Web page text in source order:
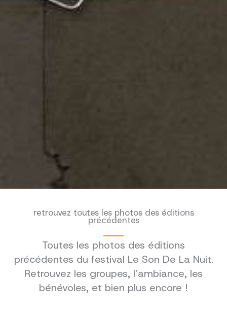
retrouvez toutes les photos des éditions
précédentes
Toutes les photos des éditions
précédentes du festival Le Son De La Nuit.
Retrouvez les groupes, l’ambiance, les
bénévoles, et bien plus encore !